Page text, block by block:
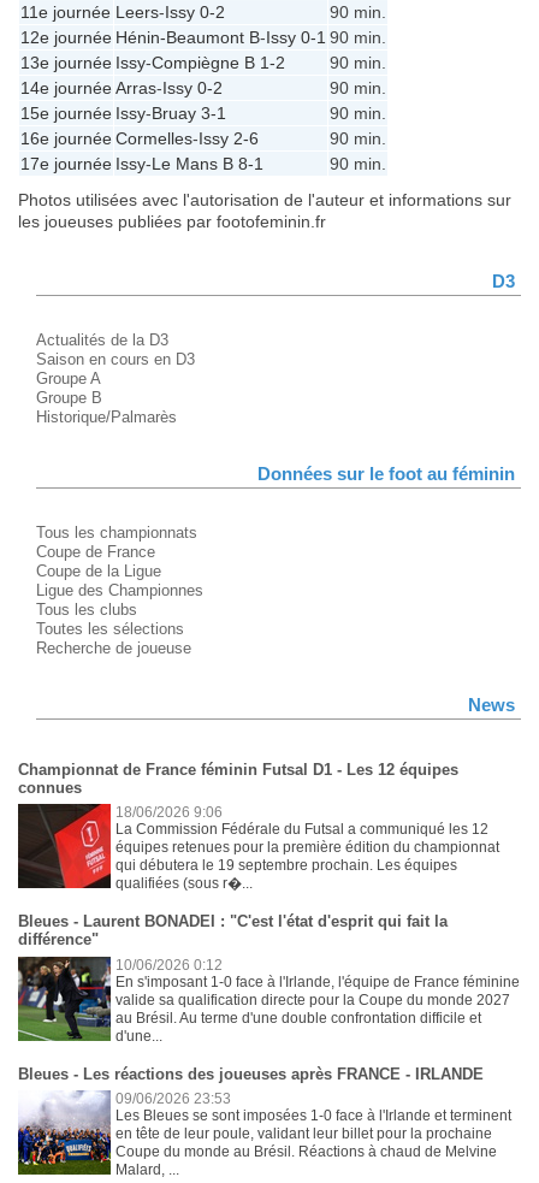
11e journée Leers-Issy 0-2
90 min.
12e journée Hénin-Beaumont B-Issy 0-1 90 min.
13e journée Issy-Compiègne B 1-2
90 min.
14e journéeArras-Issy 0-2
90 min.
15e journée Issy-Bruay 3-1
90 min.
16e journéeCormelles-Issy 2-6
90 min.
17e journée Issy-Le Mans B 8-1
90 min.
Photos utilisées avec l'autorisation de l'auteur et informations sur
les joueuses publiées par footofeminin.fr
D3
Actualités de la D3
Saison en cours en D3
Groupe A
Groupe B
Historique/Palmarès
Données sur le foot au féminin
Tous les championnats
Coupe de France
Coupe de la Ligue
Ligue des Championnes
Tous les clubs
Toutes les sélections
Recherche de joueuse
News
Championnat de France féminin Futsal D1 - Les 12 équipes
connues
18/06/2026 9:06
La Commission Fédérale du Futsal a communiqué les 12
équipes retenues pour la première édition du championnat
qui débutera le 19 septembre prochain. Les équipes
qualifiées (sous r�...
Bleues - Laurent BONADEI : "C'est l'état d'esprit qui fait la
différence"
10/06/2026 0:12
En s'imposant 1-0 face à l'Irlande, l'équipe de France féminine
valide sa qualification directe pour la Coupe du monde 2027
au Brésil. Au terme d'une double confrontation difficile et
d'une...
Bleues - Les réactions des joueuses après FRANCE - IRLANDE
09/06/2026 23:53
Les Bleues se sont imposées 1-0 face à l'Irlande et terminent
en tête de leur poule, validant leur billet pour la prochaine
Coupe du monde au Brésil. Réactions à chaud de Melvine
Malard, ...